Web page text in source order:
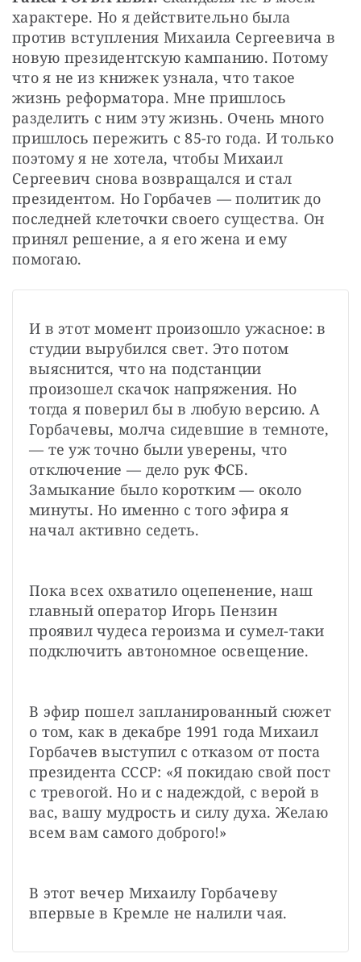
характере. Но я действительно была
против вступления Михаила Сергеевича в
новую президентскую кампанию. Потому
что я не из книжек узнала, что такое
жизнь реформатора. Мне пришлось
разделить с ним эту жизнь. Очень много
пришлось пережить с 85-го года. И только
поэтому я не хотела, чтобы Михаил
Сергеевич снова возвращался и стал
президентом. Но Горбачев — политик до
последней клеточки своего существа. Он
принял решение, а я его жена и ему
помогаю.
И в этот момент произошло ужасное: в
студии вырубился свет. Это потом
выяснится, что на подстанции
произошел скачок напряжения. Но
тогда я поверил бы в любую версию. А
Горбачевы, молча сидевшие в темноте,
— те уж точно были уверены, что
отключение — дело рук ФСБ.
Замыкание было коротким — около
минуты. Но именно с того эфира я
начал активно седеть.
Пока всех охватило оцепенение, наш
главный оператор Игорь Пензин
проявил чудеса героизма и сумел-таки
подключить автономное освещение.
В эфир пошел запланированный сюжет
о том, как в декабре 1991 года Михаил
Горбачев выступил с отказом от поста
президента СССР: «Я покидаю свой пост
с тревогой. Но и с надеждой, с верой в
вас, вашу мудрость и силу духа. Желаю
всем вам самого доброго!»
В этот вечер Михаилу Горбачеву
впервые в Кремле не налили чая.